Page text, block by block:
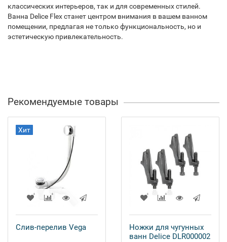
классических интерьеров, так и для современных стилей.
Ванна Delice Flex станет центром внимания в вашем ванном
помещении, предлагая не только функциональность, но и
эстетическую привлекательность.
Рекомендуемые товары
Хит
Слив-перелив Vega
Ножки для чугунных
ванн Delice DLR000002